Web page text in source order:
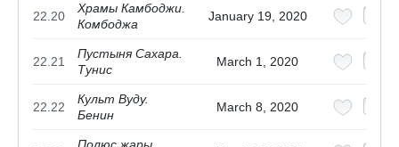
22.20
Храмы Камбоджи.
Комбоджа
January 19, 2020
22.21
Пустыня Сахара.
Тунис
March 1, 2020
22.22
Культ Вуду.
Бенин
March 8, 2020